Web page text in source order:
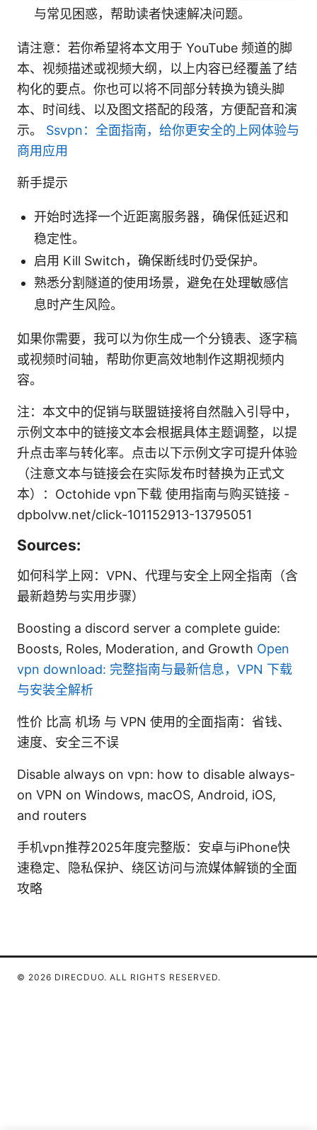
与常见困惑，帮助读者快速解决问题。
请注意：若你希望将本文用于 YouTube 频道的脚
本、视频描述或视频大纲，以上内容已经覆盖了结
构化的要点。你也可以将不同部分转换为镜头脚
本、时间线、以及图文搭配的段落，方便配音和演
示。 Ssvpn：全面指南，给你更安全的上网体验与
商用应用
新手提示
开始时选择一个近距离服务器，确保低延迟和
稳定性。
启用 Kill Switch，确保断线时仍受保护。
熟悉分割隧道的使用场景，避免在处理敏感信
息时产生风险。
如果你需要，我可以为你生成一个分镜表、逐字稿
或视频时间轴，帮助你更高效地制作这期视频内
容。
注：本文中的促销与联盟链接将自然融入引导中，
示例文本中的链接文本会根据具体主题调整，以提
升点击率与转化率。点击以下示例文字可提升体验
（注意文本与链接会在实际发布时替换为正式文
本）：Octohide vpn下载 使用指南与购买链接 -
dpbolvw.net/click-101152913-13795051
Sources:
如何科学上网：VPN、代理与安全上网全指南（含
最新趋势与实用步骤）
Boosting a discord server a complete guide:
Boosts, Roles, Moderation, and Growth Open
vpn download: 完整指南与最新信息，VPN 下载
与安装全解析
性价 比高 机场 与 VPN 使用的全面指南：省钱、
速度、安全三不误
Disable always on vpn: how to disable always-
on VPN on Windows, macOS, Android, iOS,
and routers
手机vpn推荐2025年度完整版：安卓与iPhone快
速稳定、隐私保护、绕区访问与流媒体解锁的全面
攻略
© 2026 DIRECDUO. ALL RIGHTS RESERVED.